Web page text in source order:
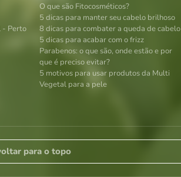
- Perto
O que são Fitocosméticos?
5 dicas para manter seu cabelo brilhoso
8 dicas para combater a queda de cabelo
5 dicas para acabar com o frizz
Parabenos: o que são, onde estão e por
que é preciso evitar?
5 motivos para usar produtos da Multi
Vegetal para a pele
para o topo